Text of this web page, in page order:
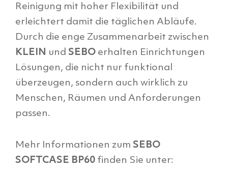
Reinigung mit hoher Flexibilität und
erleichtert damit die täglichen Abläufe.
Durch die enge Zusammenarbeit zwischen
KLEIN und SEBO erhalten Einrichtungen
Lösungen, die nicht nur funktional
überzeugen, sondern auch wirklich zu
Menschen, Räumen und Anforderungen
passen.
Mehr Informationen zum SEBO
SOFTCASE BP60 finden Sie unter: